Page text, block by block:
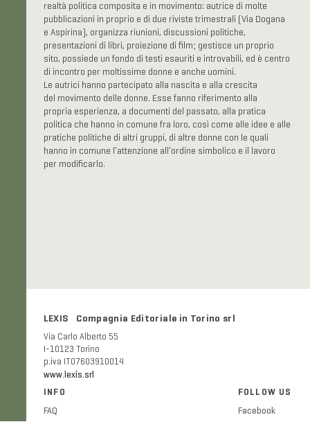
realtà politica composita e in movimento: autrice di molte
pubblicazioni in proprio e di due riviste trimestrali (Via Dogana
e Aspirina), organizza riunioni, discussioni politiche,
presentazioni di libri, proiezione di film; gestisce un proprio
sito, possiede un fondo di testi esauriti e introvabili, ed è centro
di incontro per moltissime donne e anche uomini.
Le autrici hanno partecipato alla nascita e alla crescita
del movimento delle donne. Esse fanno riferimento alla
propria esperienza, a documenti del passato, alla pratica
politica che hanno in comune fra loro, così come alle idee e alle
pratiche politiche di altri gruppi, di altre donne con le quali
hanno in comune l’attenzione all’ordine simbolico e il lavoro
per modificarlo.
LEXIS Compagnia Editoriale in Torino srl
Via Carlo Alberto 55
I-10123 Torino
p.iva IT07603910014
www.lexis.srl
INFO
FAQ
FOLLOW US
Facebook